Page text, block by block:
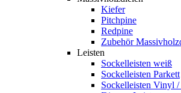
Kiefer
Pitchpine
Redpine
Zubehör
Leisten
Sockelleisten weiß
Sockelleisten Parkett
Sockelleisten Vinyl